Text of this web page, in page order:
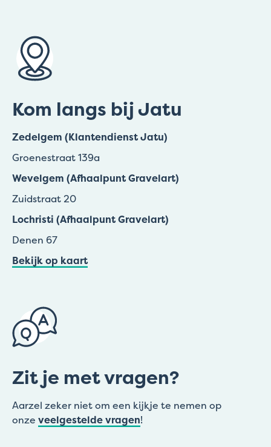
Kom langs bij Jatu
Zedelgem (Klantendienst Jatu)
Groenestraat 139a
Wevelgem (Afhaalpunt Gravelart)
Zuidstraat 20
Lochristi (Afhaalpunt Gravelart)
Denen 67
Bekijk op kaart
Zit je met vragen?
Aarzel zeker niet om een kijkje te nemen op
onze veelgestelde vragen!